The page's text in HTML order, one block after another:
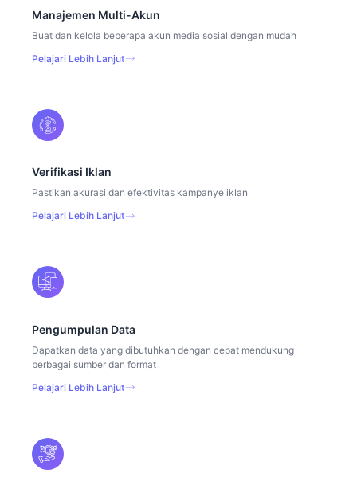
Manajemen Multi-Akun
Buat dan kelola beberapa akun media sosial dengan mudah
Pelajari Lebih Lanjut
Verifikasi Iklan
Pastikan akurasi dan efektivitas kampanye iklan
Pelajari Lebih Lanjut
Pengumpulan Data
Dapatkan data yang dibutuhkan dengan cepat mendukung
berbagai sumber dan format
Pelajari Lebih Lanjut